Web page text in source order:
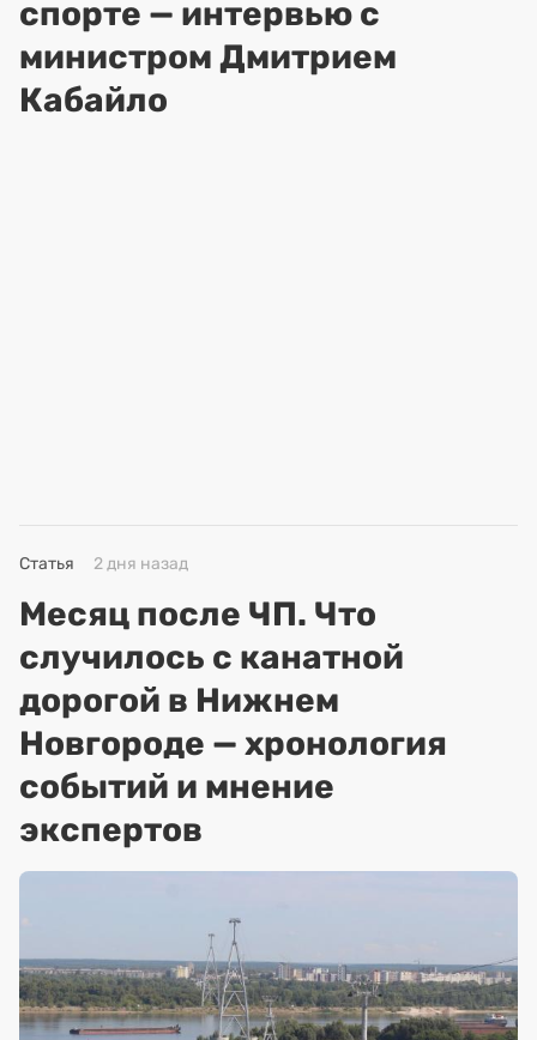
спорте — интервью с
министром Дмитрием
Кабайло
Статья 2 дня назад
Месяц после ЧП. Что
случилось с канатной
дорогой в Нижнем
Новгороде — хронология
событий и мнение
экспертов